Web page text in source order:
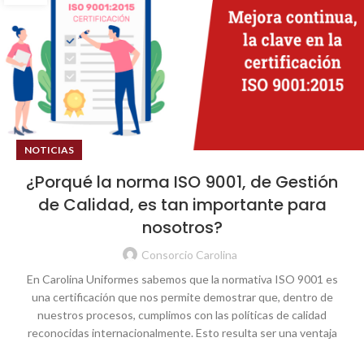
NOTICIAS
¿Porqué la norma ISO 9001, de Gestión
de Calidad, es tan importante para
nosotros?
Consorcio Carolina
En Carolina Uniformes sabemos que la normativa ISO 9001 es
una certificación que nos permite demostrar que, dentro de
nuestros procesos, cumplimos con las políticas de calidad
reconocidas internacionalmente. Esto resulta ser una ventaja